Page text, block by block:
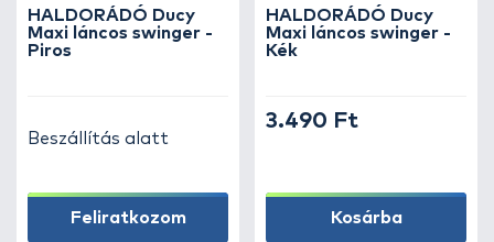
HALDORÁDÓ Ducy
Maxi láncos swinger -
Piros
Beszállítás alatt
Feliratkozom
HALDORÁDÓ Ducy
Maxi láncos swinger -
Kék
3.490 Ft
Kosárba